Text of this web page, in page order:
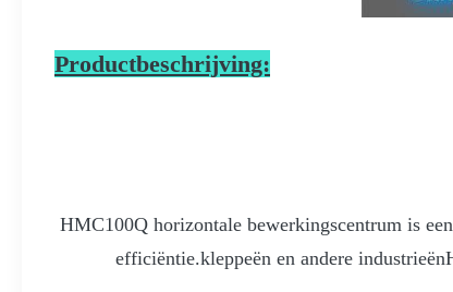
Productbeschrijving:
HMC100Q horizontale bewerkingscentrum is
efficiëntie.kleppeën en andere